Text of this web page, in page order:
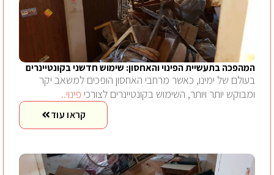
המהפכה בתעשיית הפינוי והאחסון: שימוש חדשני בקונטיינרים
בעולם של ימינו, כאשר מרחבי האחסון הופכים למשאב יקר
ומבוקש יותר ויותר, השימוש בקונטיינרים לצורכי פינוי..
קראו עוד